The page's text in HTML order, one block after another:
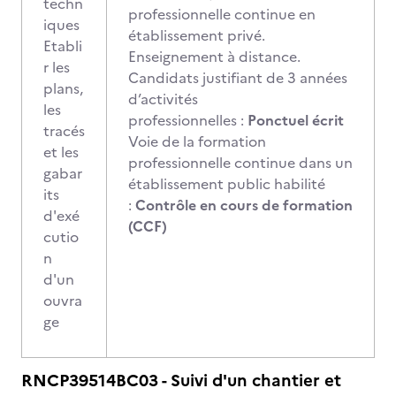
iques
Etabli
r les
plans,
les
tracés
et les
gabar
its
d'exé
cutio
n
d'un
ouvra
ge
professionnelle continue en
établissement privé.
Enseignement à distance.
Candidats justifiant de 3 années
d’activités
professionnelles : Ponctuel écrit
Voie de la formation
professionnelle continue dans un
établissement public habilité
: Contrôle en cours de formation
(CCF)
RNCP39514BC03 - Suivi d'un chantier et